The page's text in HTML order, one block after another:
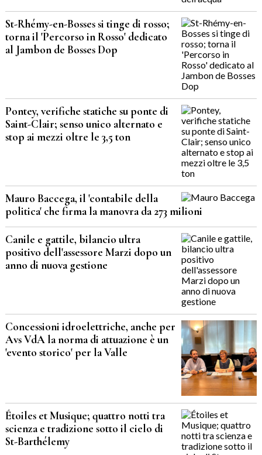
St-Rhémy-en-Bosses si tinge di rosso;
torna il 'Percorso in Rosso' dedicato
al Jambon de Bosses Dop
Pontey, verifiche statiche su ponte di
Saint-Clair; senso unico alternato e
stop ai mezzi oltre le 3,5 ton
Mauro Baccega, il 'contabile della
politica' che firma la manovra da 273 milioni
Canile e gattile, bilancio ultra
positivo dell'assessore Marzi dopo un
anno di nuova gestione
Concessioni idroelettriche, anche per
Avs VdA la norma di attuazione è un
'evento storico' per la Valle
Étoiles et Musique; quattro notti tra
scienza e tradizione sotto il cielo di
St-Barthélemy